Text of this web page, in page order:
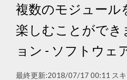
複数のモジュール
楽しむことができ
ョン - ソフトウェ
最終更新:2018/07/17 00:11 スキ